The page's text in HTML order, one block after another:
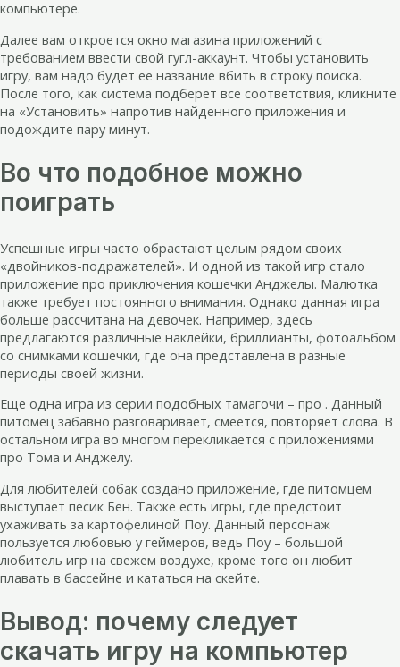
компьютере.
Далее вам откроется окно магазина приложений с
требованием ввести свой гугл-аккаунт. Чтобы установить
игру, вам надо будет ее название вбить в строку поиска.
После того, как система подберет все соответствия, кликните
на «Установить» напротив найденного приложения и
подождите пару минут.
Во что подобное можно
поиграть
Успешные игры часто обрастают целым рядом своих
«двойников-подражателей». И одной из такой игр стало
приложение про приключения кошечки Анджелы. Малютка
также требует постоянного внимания. Однако данная игра
больше рассчитана на девочек. Например, здесь
предлагаются различные наклейки, бриллианты, фотоальбом
со снимками кошечки, где она представлена в разные
периоды своей жизни.
Еще одна игра из серии подобных тамагочи – про . Данный
питомец забавно разговаривает, смеется, повторяет слова. В
остальном игра во многом перекликается с приложениями
про Тома и Анджелу.
Для любителей собак создано приложение, где питомцем
выступает песик Бен. Также есть игры, где предстоит
ухаживать за картофелиной Поу. Данный персонаж
пользуется любовью у геймеров, ведь Поу – большой
любитель игр на свежем воздухе, кроме того он любит
плавать в бассейне и кататься на скейте.
Вывод: почему следует
скачать игру на компьютер